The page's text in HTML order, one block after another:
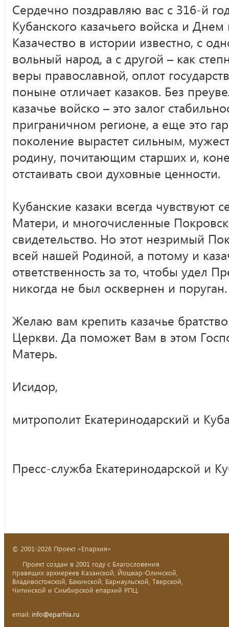
Сердечно поздравляю вас с 316-й
Кубанского казачьего войска и Днем
Казачество в истории известно, с
вольный народ, а с другой – как
веры православной, оплот
поныне отличает казаков. Без
казачье войско – это залог
приграничном регионе, а еще это
поколение вырастет сильным,
родину, почитающим старших и,
отстаивать свои духовные ценности.
Кубанские казаки всегда
Матери, и многочисленные
свидетельство. Но этот незримый
всей нашей Родиной, а потому и
ответственность за то, чтобы удел
никогда не был осквернен и поруган.
Желаю вам крепить казачье
Церкви. Да поможет Вам в этом
Матерь.
Исидор,
митрополит Екатеринодарский и
Пресс-служба Екатеринодарской и
© 2001-2026 Проект «Епархия»
Проект создан в 2001 году с Благословения
правящих архиереев Казанской, Йошкар-Олинской,
Владивостокской, Бакинской, Барнаульской, Тверской,
Читинской и Симбирской епархий РПЦ.
email: info@eparhia.ru